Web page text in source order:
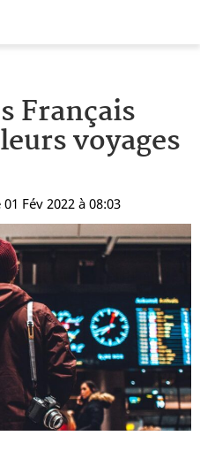
Français
voyages
Fév 2022 à 08:03